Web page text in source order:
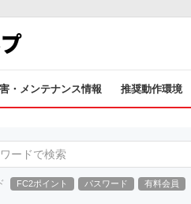
・メンテナンス情報 推奨動作環境
FC2ポイント パスワード 有料会員